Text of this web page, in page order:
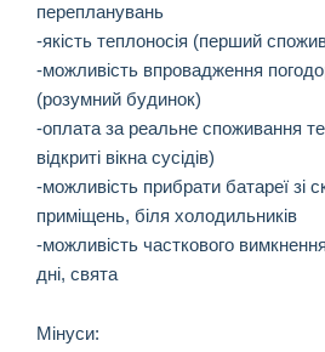
перепланувань
-якість теплоносія (перший
-можливість впровадження
(розумний будинок)
-оплата за реальне споживання
відкриті вікна сусідів)
-можливість прибрати батареї зі
приміщень, біля холодильників
-можливість часткового
дні, свята
Мінуси: